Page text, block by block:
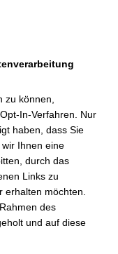
zu können,
In-Verfahren. Nur
haben, dass Sie
Ihnen eine
durch das
Links zu
erhalten möchten.
des
und auf diese